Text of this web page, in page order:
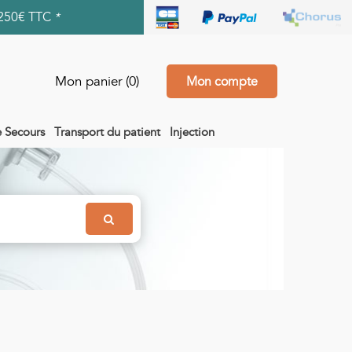
TTC *
Mon panier (0) Mon compte
Secours Transport du patient Injection